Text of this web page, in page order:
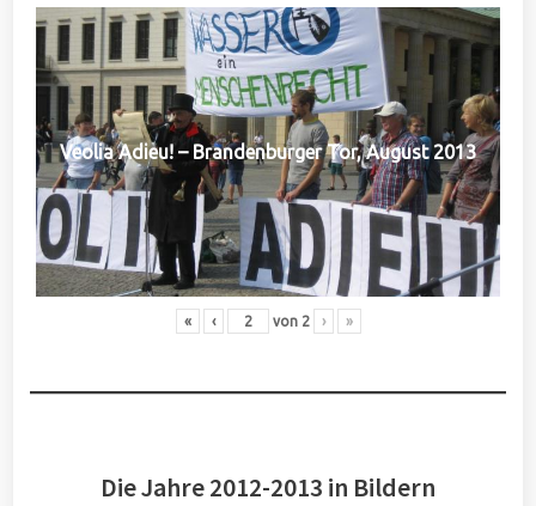
Veolia Adieu! – Brandenburger Tor, August 2013
« ‹ von 2 › »
Die Jahre 2012-2013 in Bildern